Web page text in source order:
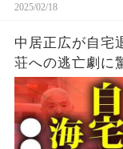
2025/02/18
中居正広が自宅
荘への逃亡劇に
があってもTV
在がヤバすぎた